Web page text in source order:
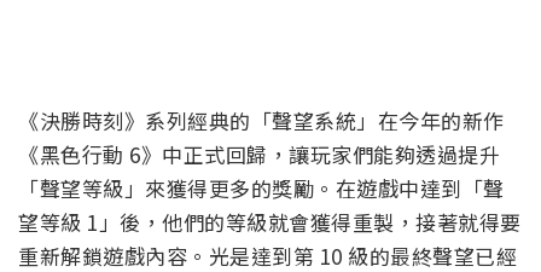
《決勝時刻》系列經典的「聲望系統」在今年的新作
《黑色行動 6》中正式回歸，讓玩家們能夠透過提升
「聲望等級」來獲得更多的獎勵。在遊戲中達到「聲
望等級 1」後，他們的等級就會獲得重製，接著就得要
重新解鎖遊戲內容。光是達到第 10 級的最終聲望已經